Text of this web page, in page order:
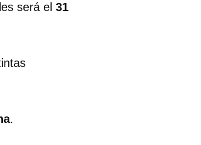
será el 31
.